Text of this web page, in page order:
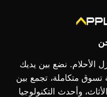
الأحلام. نضع بين يديك
تسوق متكاملة، تجمع بين
وأحدث التكنولوجيا